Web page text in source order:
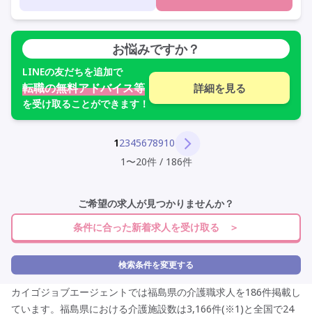
お悩みですか？
LINEの友だちを追加で
転職の無料アドバイス等
を受け取ることができます！
詳細を見る
12345678910
1 〜20件 / 186件
ご希望の求人が見つかりませんか？
条件に合った新着求人を受け取る ＞
検索条件を変更する
カイゴジョブエージェントでは福島県の介護職求人を186件掲載し
ています。福島県における介護施設数は3,166件(※1)と全国で24